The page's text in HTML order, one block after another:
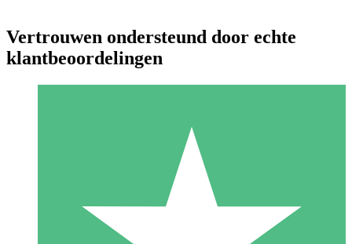
Individuele Creditpakketten
Betaal per gebruik met downloadtegoeden. Geen maandelijkse
Vertrouwen ondersteund door echte
klantbeoordelingen